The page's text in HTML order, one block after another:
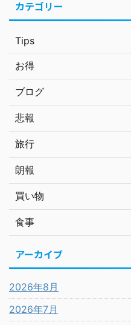
カテゴリー
Tips
お得
ブログ
悲報
旅行
朗報
買い物
食事
アーカイブ
2026年8月
2026年7月